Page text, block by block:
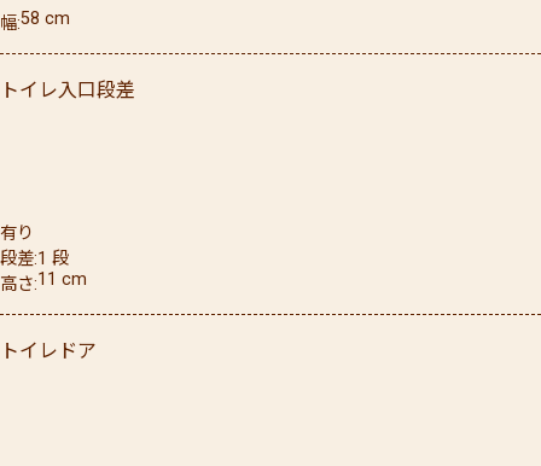
幅58 cm
トイレ入口段差
有り
段差 1 段
高さ 11 cm
トイレドア